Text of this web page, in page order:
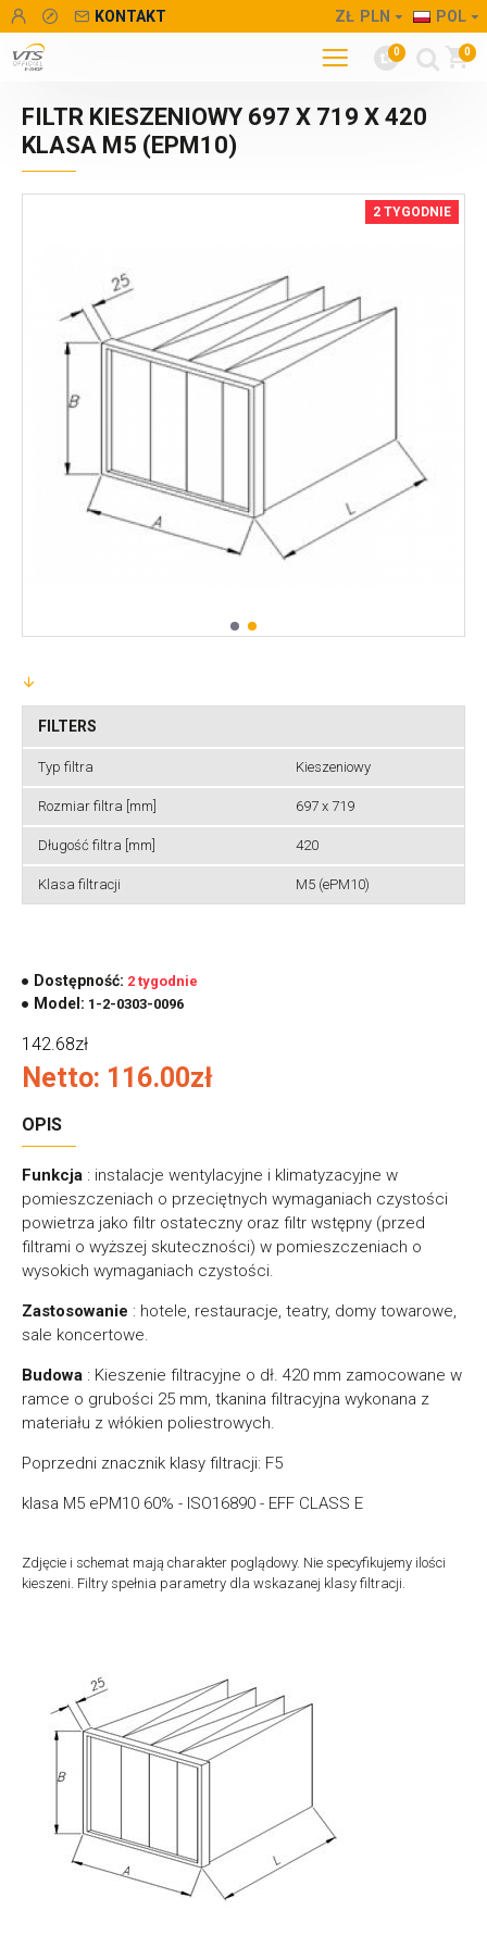
KONTAKT ZŁ PLN POL
0 0
FILTR KIESZENIOWY 697 X 719 X 420
KLASA M5 (EPM10)
2 TYGODNIE
FILTERS
Typ filtra Kieszeniowy
Rozmiar filtra [mm] 697 x 719
Długość filtra [mm] 420
Klasa filtracji M5 (ePM10)
Dostępność: 2 tygodnie
Model: 1-2-0303-0096
142.68zł
Netto: 116.00zł
OPIS
Funkcja : instalacje wentylacyjne i klimatyzacyjne w
pomieszczeniach o przeciętnych wymaganiach czystości
powietrza jako filtr ostateczny oraz filtr wstępny (przed
filtrami o wyższej skuteczności) w pomieszczeniach o
wysokich wymaganiach czystości.
Zastosowanie : hotele, restauracje, teatry, domy towarowe,
sale koncertowe.
Budowa : Kieszenie filtracyjne o dł. 420 mm zamocowane w
ramce o grubości 25 mm, tkanina filtracyjna wykonana z
materiału z włókien poliestrowych.
Poprzedni znacznik klasy filtracji: F5
klasa M5 ePM10 60% - ISO16890 - EFF CLASS E
Zdjęcie i schemat mają charakter poglądowy. Nie specyfikujemy ilości
kieszeni. Filtry spełnia parametry dla wskazanej klasy filtracji.